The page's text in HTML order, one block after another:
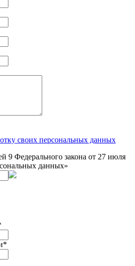
своих персональных данных
9 Федерального закона от 27 июля
данных»
*